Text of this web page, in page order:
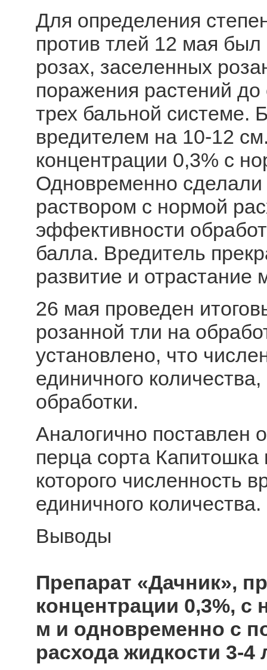
Для определения
против тлей 12 мая
розах, заселенных
поражения растений до
трех бальной системе.
вредителем на 10-12
концентрации 0,3% с
Одновременно
раствором с нормой
эффективности
балла. Вредитель
развитие и отрастание
26 мая проведен
розанной тли на
установлено, что
единичного
обработки.
Аналогично поставлен
перца сорта Капитошка
которого численность
единичного количества.
Выводы
Препарат «Дачник»,
концентрации 0,3%, с
м и одновременно с
расхода жидкости 3-